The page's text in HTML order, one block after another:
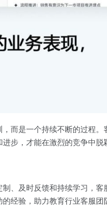
而是一个持续不断的过程。
步，才能在激烈的竞争中脱
、及时反馈和持续学习，客
经验，助力教育行业客服团